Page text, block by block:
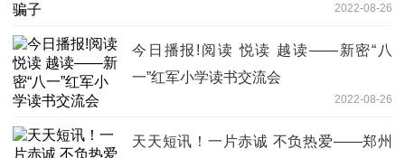
2022-08-26
今日播报!阅读 悦读 越读——新密“八
一”红军小学读书交流会
2022-08-26
天天短讯！一片赤诚 不负热爱——郑州